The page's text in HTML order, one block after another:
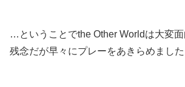
…ということでthe Other Worldは大変
残念だが早々にプレーをあきらめました